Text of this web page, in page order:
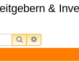
&
SUCHE